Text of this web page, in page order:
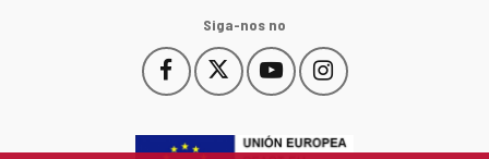
Siga-nos no
Facebook
Este
enlace
abrirá
Este
enlace
abrirá
YouTube
Este
enlace
abrirá
Instagram
Este
enlace
abrirá